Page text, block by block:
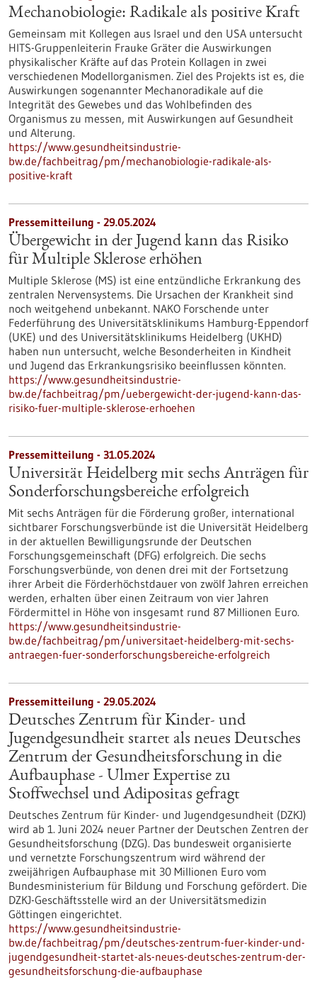
Mechanobiologie: Radikale als positive Kraft
Gemeinsam mit Kollegen aus Israel und den USA untersucht
HITS-Gruppenleiterin Frauke Gräter die Auswirkungen
physikalischer Kräfte auf das Protein Kollagen in zwei
verschiedenen Modellorganismen. Ziel des Projekts ist es, die
Auswirkungen sogenannter Mechanoradikale auf die
Integrität des Gewebes und das Wohlbefinden des
Organismus zu messen, mit Auswirkungen auf Gesundheit
und Alterung.
https://www.gesundheitsindustrie-
bw.de/fachbeitrag/pm/mechanobiologie-radikale-als-
positive-kraft
Pressemitteilung - 29.05.2024
Übergewicht in der Jugend kann das Risiko
für Multiple Sklerose erhöhen
Multiple Sklerose (MS) ist eine entzündliche Erkrankung des
zentralen Nervensystems. Die Ursachen der Krankheit sind
noch weitgehend unbekannt. NAKO Forschende unter
Federführung des Universitätsklinikums Hamburg-Eppendorf
(UKE) und des Universitätsklinikums Heidelberg (UKHD)
haben nun untersucht, welche Besonderheiten in Kindheit
und Jugend das Erkrankungsrisiko beeinflussen könnten.
https://www.gesundheitsindustrie-
bw.de/fachbeitrag/pm/uebergewicht-der-jugend-kann-das-
risiko-fuer-multiple-sklerose-erhoehen
Pressemitteilung - 31.05.2024
Universität Heidelberg mit sechs Anträgen für
Sonderforschungsbereiche erfolgreich
Mit sechs Anträgen für die Förderung großer, international
sichtbarer Forschungsverbünde ist die Universität Heidelberg
in der aktuellen Bewilligungsrunde der Deutschen
Forschungsgemeinschaft (DFG) erfolgreich. Die sechs
Forschungsverbünde, von denen drei mit der Fortsetzung
ihrer Arbeit die Förderhöchstdauer von zwölf Jahren erreichen
werden, erhalten über einen Zeitraum von vier Jahren
Fördermittel in Höhe von insgesamt rund 87 Millionen Euro.
https://www.gesundheitsindustrie-
bw.de/fachbeitrag/pm/universitaet-heidelberg-mit-sechs-
antraegen-fuer-sonderforschungsbereiche-erfolgreich
Pressemitteilung - 29.05.2024
Deutsches Zentrum für Kinder- und
Jugendgesundheit startet als neues Deutsches
Zentrum der Gesundheitsforschung in die
Aufbauphase - Ulmer Expertise zu
Stoffwechsel und Adipositas gefragt
Deutsches Zentrum für Kinder- und Jugendgesundheit (DZKJ)
wird ab 1. Juni 2024 neuer Partner der Deutschen Zentren der
Gesundheitsforschung (DZG). Das bundesweit organisierte
und vernetzte Forschungszentrum wird während der
zweijährigen Aufbauphase mit 30 Millionen Euro vom
Bundesministerium für Bildung und Forschung gefördert. Die
DZKJ-Geschäftsstelle wird an der Universitätsmedizin
Göttingen eingerichtet.
https://www.gesundheitsindustrie-
bw.de/fachbeitrag/pm/deutsches-zentrum-fuer-kinder-und-
jugendgesundheit-startet-als-neues-deutsches-zentrum-der-
gesundheitsforschung-die-aufbauphase